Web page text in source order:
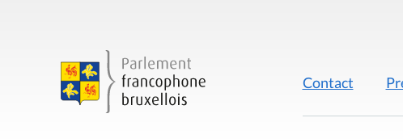
Contact